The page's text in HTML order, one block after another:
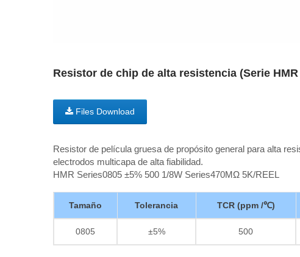
Resistor de chip de alta resistencia (Serie HMR
Files Download
Resistor de película gruesa de propósito general para alta
electrodos multicapa de alta fiabilidad.
HMR Series0805 ±5% 500 1/8W Series470MΩ 5K/REEL
Tamaño Tolerancia TCR (ppm /℃)
0805 ±5% 500